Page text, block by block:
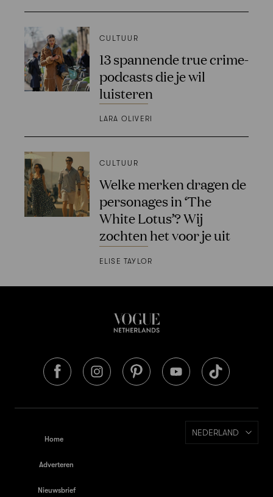
CULTUUR
13 spannende true crime-
podcasts die je wil
luisteren
LARA OLIVERI
CULTUUR
Welke merken dragen de
personages in ‘The
White Lotus’? Wij
zochten het voor je uit
ELISE TAYLOR
Home
Adverteren
Nieuwsbrief
NEDERLAND